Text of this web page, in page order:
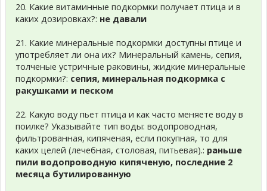
20. Какие витаминные подкормки получает птица и в
каких дозировках?: не давали
21. Какие минеральные подкормки доступны птице и
употребляет ли она их? Минеральный камень, сепия,
толченые устричные раковины, жидкие минеральные
подкормки?: сепия, минеральная подкормка с
ракушками и песком
22. Какую воду пьет птица и как часто меняете воду в
поилке? Указывайте тип воды: водопроводная,
фильтрованная, кипяченая, если покупная, то для
каких целей (лечебная, столовая, питьевая).: раньше
пили водопроводную кипяченую, последние 2
месяца бутилированную